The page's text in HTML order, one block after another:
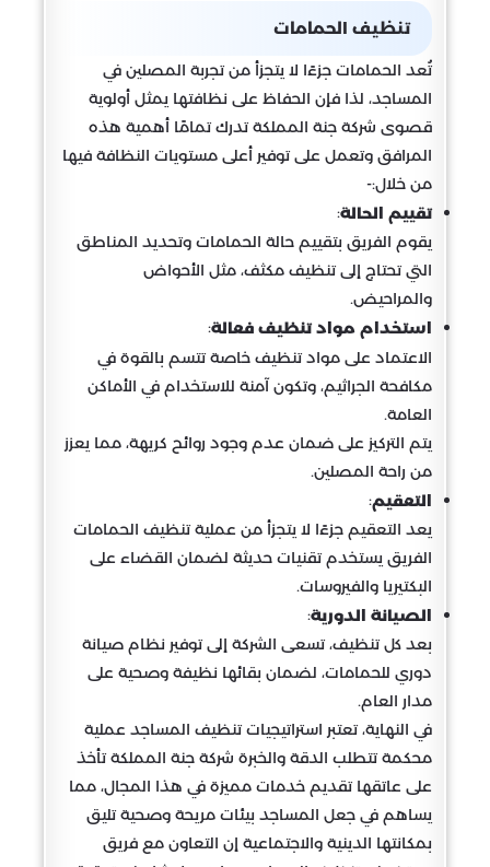
تنظيف الحمامات
تُعد الحمامات جزءًا لا يتجزأ من تجربة المصلين في
المساجد، لذا فإن الحفاظ على نظافتها يمثل أولوية
قصوى شركة جنة المملكة تدرك تمامًا أهمية هذه
المرافق وتعمل على توفير أعلى مستويات النظافة فيها
من خلال:-
تقييم الحالة:
يقوم الفريق بتقييم حالة الحمامات وتحديد المناطق
التي تحتاج إلى تنظيف مكثف، مثل الأحواض
والمراحيض.
استخدام مواد تنظيف فعالة:
الاعتماد على مواد تنظيف خاصة تتسم بالقوة في
مكافحة الجراثيم، وتكون آمنة للاستخدام في الأماكن
العامة.
يتم التركيز على ضمان عدم وجود روائح كريهة، مما يعزز
من راحة المصلين.
التعقيم:
يعد التعقيم جزءًا لا يتجزأ من عملية تنظيف الحمامات
الفريق يستخدم تقنيات حديثة لضمان القضاء على
البكتيريا والفيروسات.
الصيانة الدورية:
بعد كل تنظيف، تسعى الشركة إلى توفير نظام صيانة
دوري للحمامات، لضمان بقائها نظيفة وصحية على
مدار العام.
في النهاية، تعتبر استراتيجيات تنظيف المساجد عملية
محكمة تتطلب الدقة والخبرة شركة جنة المملكة تأخذ
على عاتقها تقديم خدمات مميزة في هذا المجال، مما
يساهم في جعل المساجد بيئات مريحة وصحية تليق
بمكانتها الدينية والاجتماعية إن التعاون مع فريق